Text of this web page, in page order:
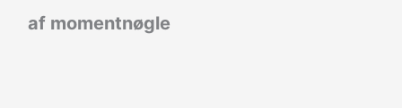
af momentnøgle